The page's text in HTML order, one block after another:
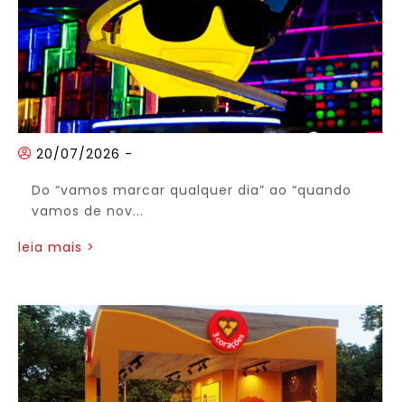
20/07/2026 -
Do “vamos marcar qualquer dia” ao “quando
vamos de nov...
leia mais >